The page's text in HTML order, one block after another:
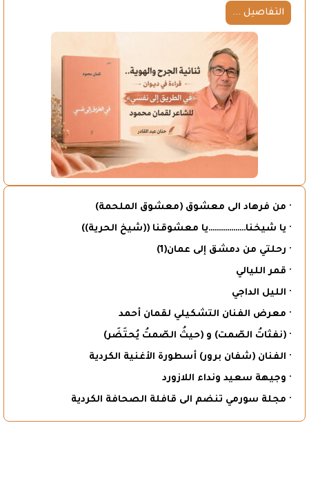
التفاصيل ...
· من فرهاد الى معشوق (معشوق الملحمة)
· يا شيخنا………………يا معشوقنا ((شيخ الحرية))
· رحلتي من دمشق إلى عمان(1)
· قمر الليالي
· الليل الداجي
· معرض الفنان التشكيلي لقمان أحمد
· (نفثاتُ الصّمت) و (حيثُ الصّمتُ يُحتَضَر)
· الفنان (شفان برور) أسطورة الأغنية الكردية
· وجيهة سعيد ونداء اللازورد
· مجلة سورمي تنضم الى قافلة الصحافة الكردية